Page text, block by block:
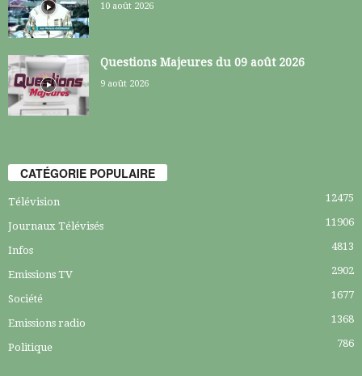
10 août 2026
Questions Majeures du 09 août 2026
9 août 2026
CATÉGORIE POPULAIRE
Télévision 12475
Journaux Télévisés 11906
Infos 4813
Emissions TV 2902
Société 1677
Emissions radio 1368
Politique 786